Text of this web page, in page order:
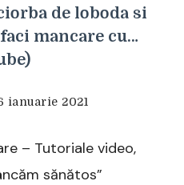
de loboda si
mancare cu…
ianuarie 2021
– Tutoriale video,
sănătos”